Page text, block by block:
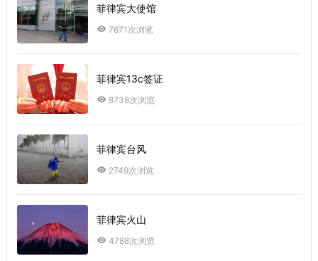
菲律宾大使馆
7671次浏览
菲律宾13c签证
8738次浏览
菲律宾台风
2749次浏览
菲律宾火山
4788次浏览